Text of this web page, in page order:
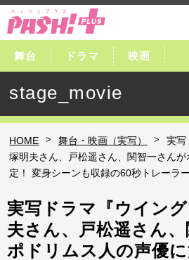
舞台 ドラマ 映画
stage_movie
HOME > 舞台・映画（実写） >
実写
塚明夫さん、戸松遥さん、関智一さん
定！ 変身シーンも収録の60秒トレーラ
実写ドラマ『ウイン
夫さん、戸松遥さん
ポドリムス人の声優